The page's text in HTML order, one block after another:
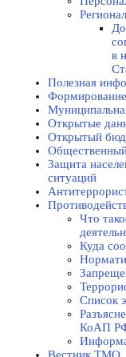
в
Полезная
Открытые
Открытый
Защита
ситуаций
Что
Куда
Список
КоАП РФ